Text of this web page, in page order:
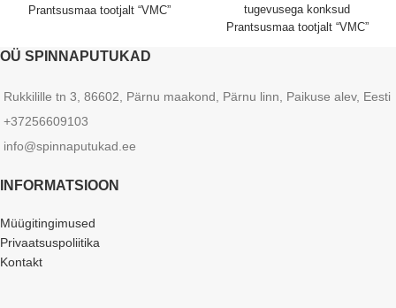
Prantsusmaa tootjalt “VMC”
tugevusega konksud
Prantsusmaa tootjalt “VMC”
OÜ SPINNAPUTUKAD
Rukkilille tn 3, 86602, Pärnu maakond, Pärnu linn, Paikuse alev, Eesti
+37256609103
info@spinnaputukad.ee
INFORMATSIOON
Müügitingimused
Privaatsuspoliitika
Kontakt